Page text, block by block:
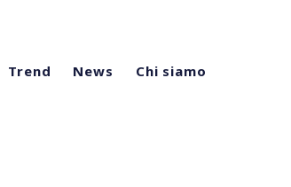
Trend News Chi siamo